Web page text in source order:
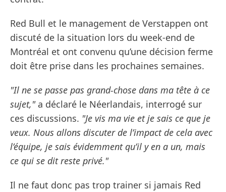
Red Bull et le management de Verstappen ont
discuté de la situation lors du week-end de
Montréal et ont convenu qu’une décision ferme
doit être prise dans les prochaines semaines.
"Il ne se passe pas grand-chose dans ma tête à ce
sujet,"a déclaré le Néerlandais, interrogé sur
ces discussions. "Je vis ma vie et je sais ce que je
veux. Nous allons discuter de l’impact de cela avec
l’équipe, je sais évidemment qu’il y en a un, mais
ce qui se dit reste privé."
Il ne faut donc pas trop trainer si jamais Red